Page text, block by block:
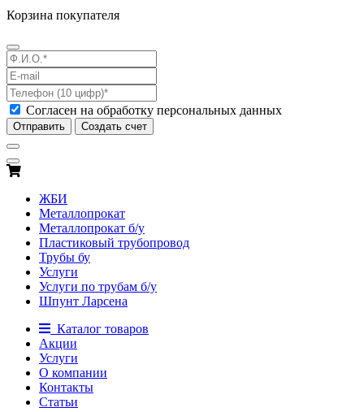
Корзина покупателя
Согласен на обработку персональных данных
Отправить Создать счет
ЖБИ
Металлопрокат
Металлопрокат б/у
Пластиковый трубопровод
Трубы бу
Услуги
Услуги по трубам б/у
Шпунт Ларсена
Каталог товаров
Акции
Услуги
О компании
Контакты
Статьи